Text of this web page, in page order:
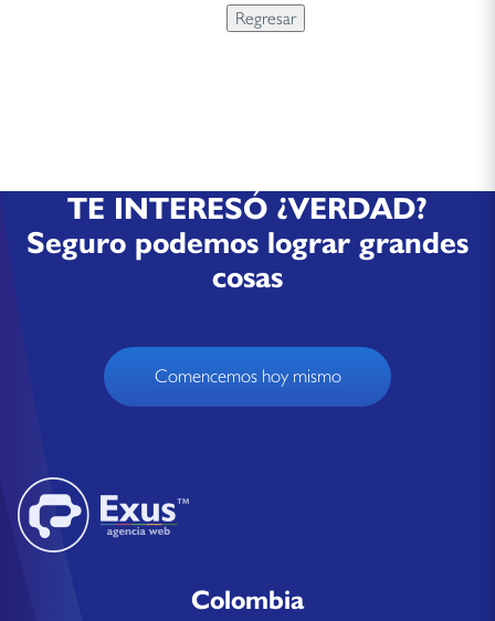
TE INTERESÓ ¿VERDAD?
Seguro podemos lograr grandes
cosas
Comencemos hoy mismo
Colombia